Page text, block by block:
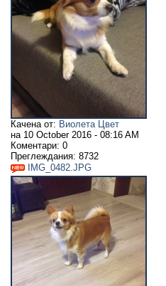
Качена от: Виолета Цвет
на 10 October 2016 - 08:16 AM
Коментари: 0
Преглеждания: 8732
IMG_0482.JPG